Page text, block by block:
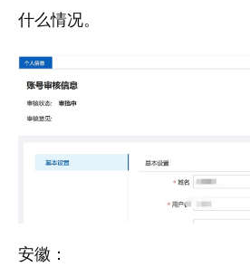
什么情况。
安徽：